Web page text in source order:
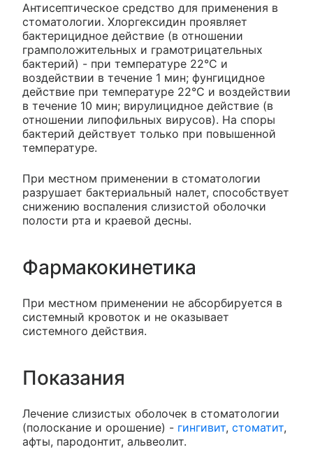
Антисептическое средство для применения в
стоматологии. Хлоргексидин проявляет
бактерицидное действие (в отношении
грамположительных и грамотрицательных
бактерий) - при температуре 22°С и
воздействии в течение 1 мин; фунгицидное
действие при температуре 22°С и воздействии
в течение 10 мин; вирулицидное действие (в
отношении липофильных вирусов). На споры
бактерий действует только при повышенной
температуре.
При местном применении в стоматологии
разрушает бактериальный налет, способствует
снижению воспаления слизистой оболочки
полости рта и краевой десны.
Фармакокинетика
При местном применении не абсорбируется в
системный кровоток и не оказывает
системного действия.
Показания
Лечение слизистых оболочек в стоматологии
(полоскание и орошение) - гингивит, стоматит,
афты, пародонтит, альвеолит.